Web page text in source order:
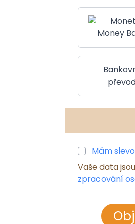
Mám
Vaše data
zpracování